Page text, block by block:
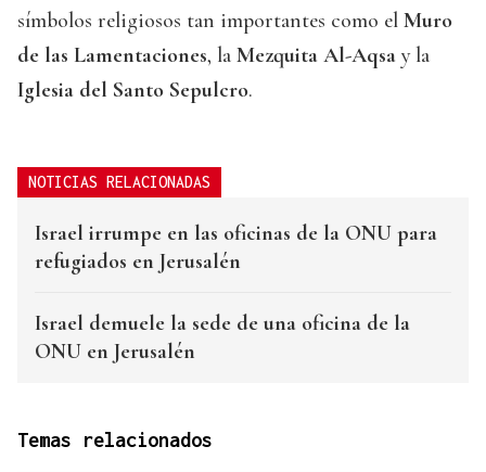
símbolos religiosos tan importantes como el Muro
de las Lamentaciones, la Mezquita Al-Aqsa y la
Iglesia del Santo Sepulcro.
NOTICIAS RELACIONADAS
Israel irrumpe en las oficinas de la ONU para
refugiados en Jerusalén
Israel demuele la sede de una oficina de la
ONU en Jerusalén
Temas relacionados